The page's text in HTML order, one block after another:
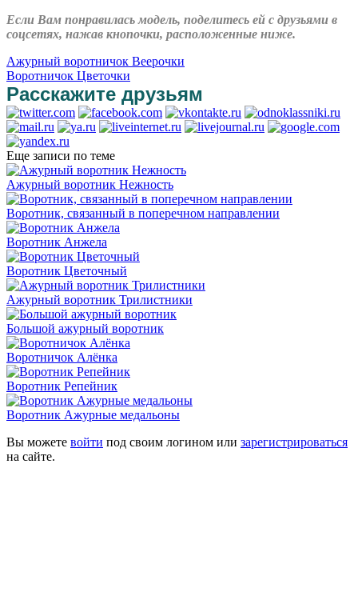
Если Вам понравилась модель, поделитесь ей с друзьями в
соцсетях, нажав кнопочки, расположенные ниже.
Ажурный воротничок Веерочки
Воротничок Цветочки
Расскажите друзьям
Еще записи по теме
Ажурный воротник Нежность
Воротник, связанный в поперечном направлении
Воротник Анжела
Воротник Цветочный
Ажурный воротник Трилистники
Большой ажурный воротник
Воротничок Алёнка
Воротник Репейник
Воротник Ажурные медальоны
Вы можете войти под своим логином или зарегистрироваться
на сайте.